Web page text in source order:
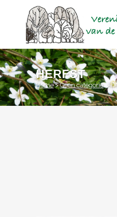
HERFST
Home>Geen categorie >